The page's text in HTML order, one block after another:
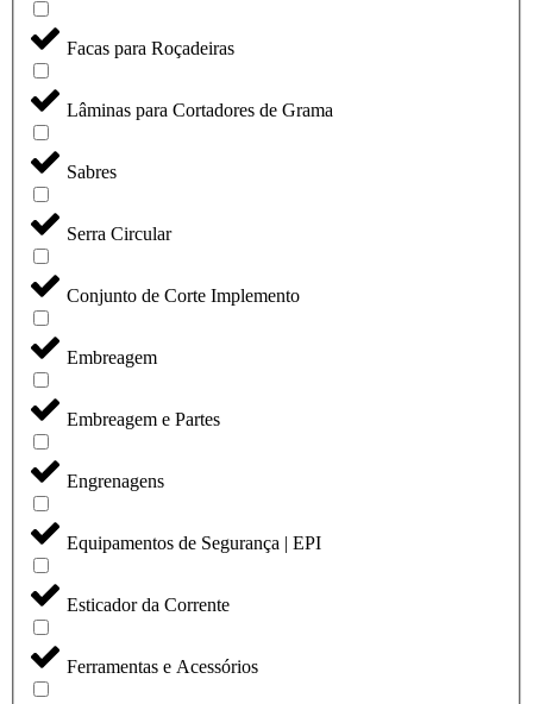
Facas para Roçadeiras
Lâminas para Cortadores de Grama
Sabres
Serra Circular
Conjunto de Corte Implemento
Embreagem
Embreagem e Partes
Engrenagens
Equipamentos de Segurança | EPI
Esticador da Corrente
Ferramentas e Acessórios